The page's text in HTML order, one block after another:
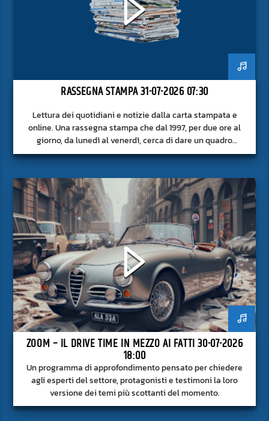
RASSEGNA STAMPA 31-07-2026 07:30
Lettura dei quotidiani e notizie dalla carta stampata e
online. Una rassegna stampa che dal 1997, per due ore al
giorno, da lunedì al venerdì, cerca di dare un quadro
approfondito delle notizie del giorno, senza fermarsi alla
ZOOM – IL DRIVE TIME IN MEZZO AI FATTI 30-07-2026
18:00
Un programma di approfondimento pensato per chiedere
agli esperti del settore, protagonisti e testimoni la loro
versione dei temi più scottanti del momento.